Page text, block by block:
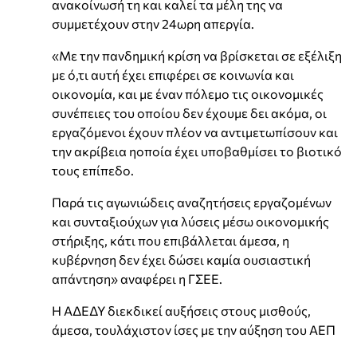
ανακοίνωσή τη και καλεί τα μέλη της να
συμμετέχουν στην 24ωρη απεργία.
«Με την πανδημική κρίση να βρίσκεται σε εξέλιξη
με ό,τι αυτή έχει επιφέρει σε κοινωνία και
οικονομία, και με έναν πόλεμο τις οικονομικές
συνέπειες του οποίου δεν έχουμε δει ακόμα, οι
εργαζόμενοι έχουν πλέον να αντιμετωπίσουν και
την ακρίβεια ηοποία έχει υποβαθμίσει το βιοτικό
τους επίπεδο.
Παρά τις αγωνιώδεις αναζητήσεις εργαζομένων
και συνταξιούχων για λύσεις μέσω οικονομικής
στήριξης, κάτι που επιβάλλεται άμεσα, η
κυβέρνηση δεν έχει δώσει καμία ουσιαστική
απάντηση» αναφέρει η ΓΣΕΕ.
Η ΑΔΕΔΥ διεκδικεί αυξήσεις στους μισθούς,
άμεσα, τουλάχιστον ίσες με την αύξηση του ΑΕΠ